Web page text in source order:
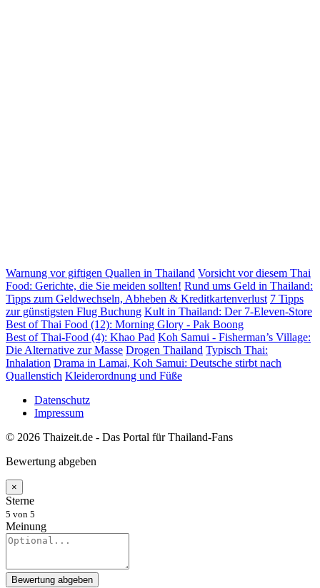
Warnung vor giftigen Quallen in Thailand Vorsicht vor diesem Thai
Food: Gerichte, die Sie meiden sollten! Rund ums Geld in Thailand:
Tipps zum Geldwechseln, Abheben & Kreditkartenverlust 7 Tipps
zur günstigsten Flug Buchung Kult in Thailand: Der 7-Eleven-Store
Best of Thai Food (12): Morning Glory - Pak Boong
Best of Thai-Food (4): Khao Pad Koh Samui - Fisherman’s Village:
Die Alternative zur Masse Drogen Thailand Typisch Thai:
Inhalation Drama in Lamai, Koh Samui: Deutsche stirbt nach
Quallenstich Kleiderordnung und Füße
Datenschutz
Impressum
© 2026 Thaizeit.de - Das Portal für Thailand-Fans
Bewertung abgeben
×
Sterne
5 von 5
Meinung
Bewertung abgeben